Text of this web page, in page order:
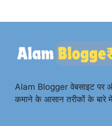
Alam Blogger वेबसाइट पर
कमाने के आसान तरीकों के बारे